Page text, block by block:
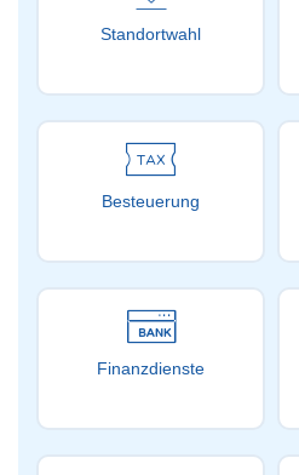
Standortwahl
Besteuerung
Finanzdienste